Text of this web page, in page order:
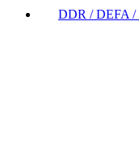
DDR / DEFA /